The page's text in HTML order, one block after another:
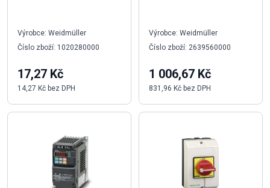
Výrobce: Weidmüller
Číslo zboží: 1020280000
17,27 Kč
14,27 Kč bez DPH
Výrobce: Weidmüller
Číslo zboží: 2639560000
1 006,67 Kč
831,96 Kč bez DPH